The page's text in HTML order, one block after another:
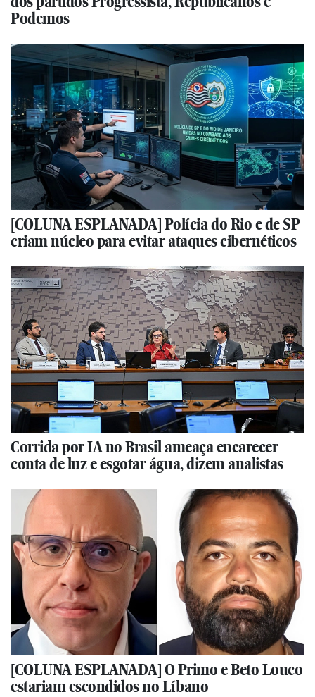
Podemos
[COLUNA ESPLANADA] Polícia do Rio e de SP
criam núcleo para evitar ataques cibernéticos
Corrida por IA no Brasil ameaça encarecer
conta de luz e esgotar água, dizem analistas
[COLUNA ESPLANADA] O Primo e Beto Louco
estariam escondidos no Líbano